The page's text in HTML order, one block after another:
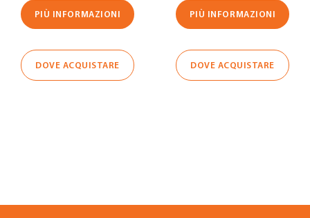
PIÙ INFORMAZIONI PIÙ INFORMAZIONI
DOVE ACQUISTARE DOVE ACQUISTARE